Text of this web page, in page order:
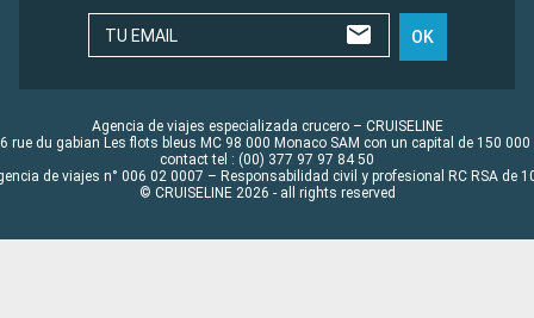
TU EMAIL OK
Agencia de viajes especializada crucero – CRUISELINE
rue du gabian Les flots bleus MC 98 000 Monaco SAM con un capital de 150 000
contact tel : (00) 377 97 97 84 50
de viajes n° 006 02 0007 – Responsabilidad civil y profesional RC RSA de
© CRUISELINE 2026 - all rights reserved